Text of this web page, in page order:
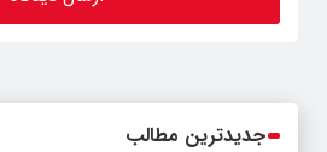
جدیدترین مطالب